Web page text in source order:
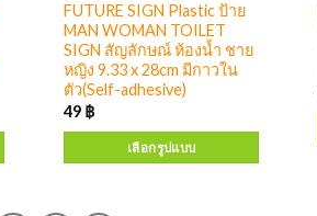
FUTURE SIGN Plastic ป้าย
MAN WOMAN TOILET
SIGN สัญลักษณ์ ห้องน้ำ ชาย
หญิง 9.33 x 28cm มีกาวใน
ตัว(Self-adhesive)
49 ฿
เลือกรูปแบบ